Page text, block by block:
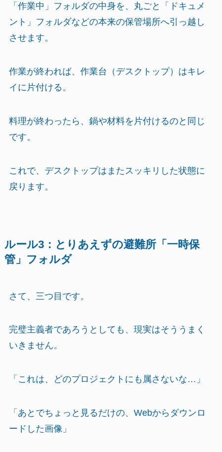
「作業中」フォルダの中身を、丸ごと「ドキュメ
ント」フォルダなどの本来の保管場所へ引っ越し
させます。
作業が終われば、作業台（デスクトップ）はキレ
イに片付ける。
料理が終わったら、鍋や材料を片付けるのと同じ
です。
これで、デスクトップはまたスッキリした状態に
戻ります。
ルール3：とりあえずの避難所「一時保
管」フォルダ
さて、三つ目です。
完璧主義者であろうとしても、現実はそううまく
いきません。
「これは、どのプロジェクトにも属さないな…」
「あとでちょっと見るだけの、Webからダウンロ
ードした画像」